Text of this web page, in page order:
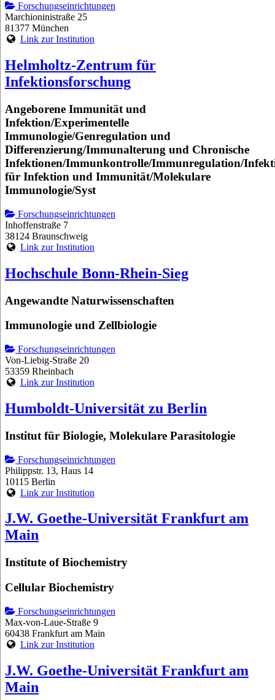
Forschungseinrichtungen
Marchioninistraße 25
81377 München
Link zur Institution
Helmholtz-Zentrum für
Infektionsforschung
Angeborene Immunität und
Infektion/Experimentelle
Immunologie/Genregulation und
Differenzierung/Immunalterung und Chronische
Infektionen/Immunkontrolle/Immunregulation/
für Infektion und Immunität/Molekulare
Immunologie/Syst
Forschungseinrichtungen
Inhoffenstraße 7
38124 Braunschweig
Link zur Institution
Hochschule Bonn-Rhein-Sieg
Angewandte Naturwissenschaften
Immunologie und Zellbiologie
Forschungseinrichtungen
Von-Liebig-Straße 20
53359 Rheinbach
Link zur Institution
Humboldt-Universität zu Berlin
Institut für Biologie, Molekulare Parasitologie
Forschungseinrichtungen
Philippstr. 13, Haus 14
10115 Berlin
Link zur Institution
J.W. Goethe-Universität Frankfurt am
Main
Institute of Biochemistry
Cellular Biochemistry
Forschungseinrichtungen
Max-von-Laue-Straße 9
60438 Frankfurt am Main
Link zur Institution
J.W. Goethe-Universität Frankfurt am
Main